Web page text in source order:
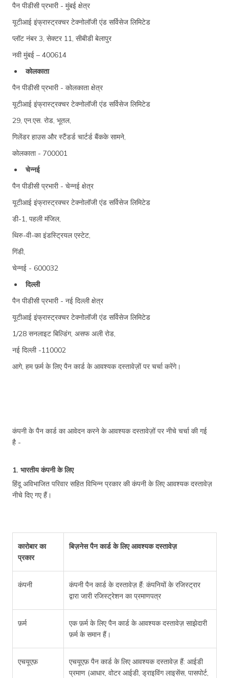
पैन पीडीसी प्रभारी - मुंबई क्षेत्र
यूटीआई इंफ्रास्ट्रक्चर टेक्नोलॉजी एंड सर्विसेज लिमिटेड
प्लॉट नंबर 3, सेक्टर 11, सीबीडी बेलापुर
नवी मुंबई – 400614
कोलकाता
पैन पीडीसी प्रभारी - कोलकाता क्षेत्र
यूटीआई इंफ्रास्ट्रक्चर टेक्नोलॉजी एंड सर्विसेज लिमिटेड
29, एन.एस. रोड, भूतल,
गिलेंडर हाउस और स्टैंडर्ड चार्टर्ड बैंकके सामने,
कोलकाता - 700001
चेन्नई
पैन पीडीसी प्रभारी - चेन्नई क्षेत्र
यूटीआई इंफ्रास्ट्रक्चर टेक्नोलॉजी एंड सर्विसेज लिमिटेड
डी-1, पहली मंजिल,
थिरु-वी-का इंडस्ट्रियल एस्टेट,
गिंडी,
चेन्नई - 600032
दिल्ली
पैन पीडीसी प्रभारी - नई दिल्ली क्षेत्र
यूटीआई इंफ्रास्ट्रक्चर टेक्नोलॉजी एंड सर्विसेज लिमिटेड
1/28 सनलाइट बिल्डिंग, असफ अली रोड,
नई दिल्ली -110002
आगे, हम फ़र्म के लिए पैन कार्ड के आवश्यक दस्तावेज़ों पर चर्चा करेंगे।
कंपनी के पैन कार्ड का आवेदन करने के आवश्यक दस्तावेज़ों पर नीचे चर्चा की गई
है -
1. भारतीय कंपनी के लिए
हिंदू अविभाजित परिवार सहित विभिन्न प्रकार की कंपनी के लिए आवश्यक दस्तावेज़
नीचे दिए गए हैं।
कारोबार का
प्रकार
बिज़नेस पैन कार्ड के लिए आवश्यक दस्तावेज़
कंपनी
कंपनी पैन कार्ड के दस्तावेज़ हैं: कंपनियों के रजिस्ट्रार
द्वारा जारी रजिस्ट्रेशन का प्रमाणपत्र
फ़र्म
एक फ़र्म के लिए पैन कार्ड के आवश्यक दस्तावेज़ साझेदारी
फ़र्म के समान हैं।
एचयूएफ़
एचयूएफ़ पैन कार्ड के लिए आवश्यक दस्तावेज़ हैं: आईडी
प्रमाण (आधार, वोटर आईडी, ड्राइविंग लाइसेंस, पासपोर्ट,